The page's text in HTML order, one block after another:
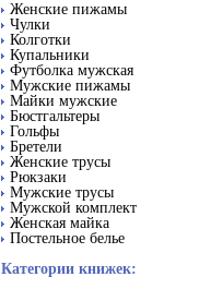
Женские пижамы
Чулки
Колготки
Купальники
Футболка мужская
Мужские пижамы
Майки мужские
Бюстгальтеры
Гольфы
Бретели
Женские трусы
Рюкзаки
Мужские трусы
Мужской комплект
Женская майка
Постельное белье
Категории книжек: